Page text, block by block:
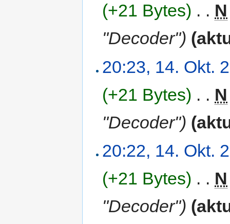
(+21 Bytes) . . N
"Decoder")
20:23, 14. Okt.
(+21 Bytes) . . N
"Decoder")
20:22, 14. Okt.
(+21 Bytes) . . N
"Decoder")